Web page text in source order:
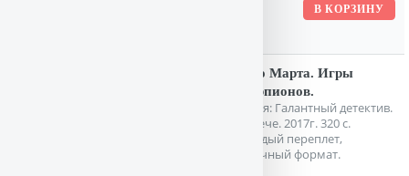
Таро Марта. Игры
скорпионов.
Серия: Галантный детектив.
М. Вече. 2017г. 320 с.
Твердый переплет,
Обычный формат.